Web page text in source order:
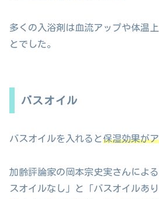
多くの入浴剤は血流アップや体温
とでした。
バスオイル
バスオイルを入れると保湿効果が
加齢評論家の岡本宗史実さんによ
スオイルなし」と「バスオイルあ